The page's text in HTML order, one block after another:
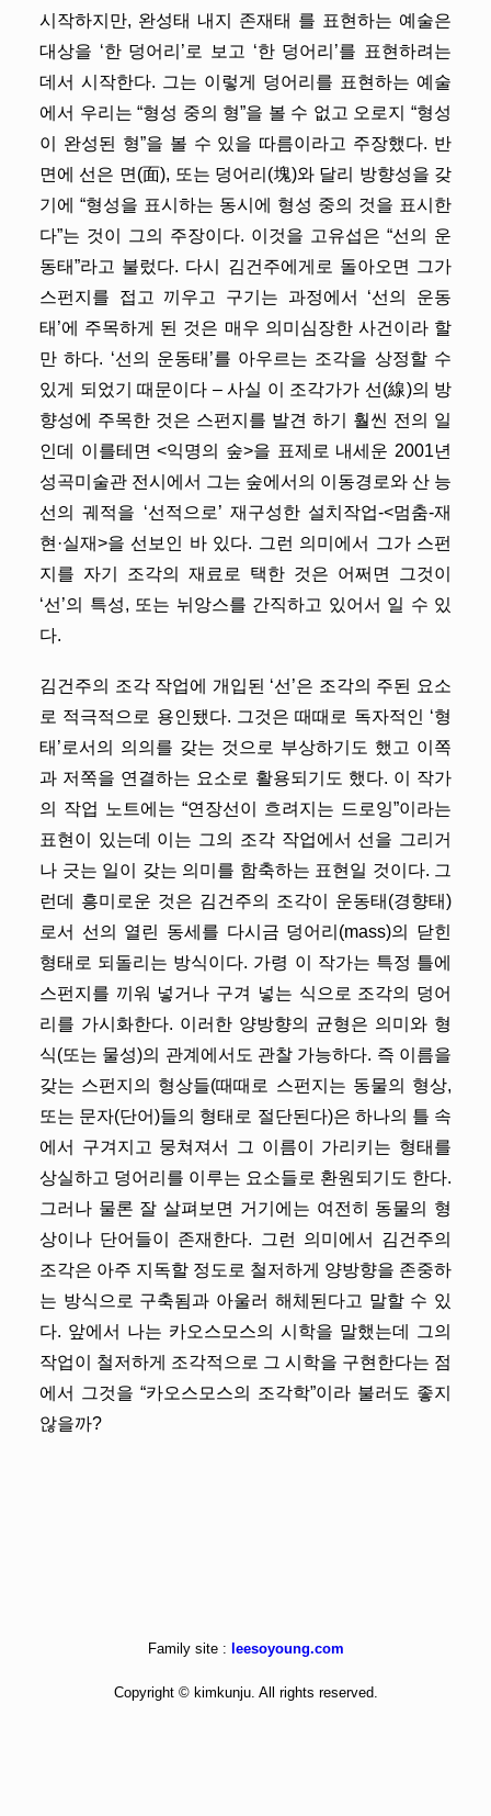
시작하지만, 완성태 내지 존재태 를 표현하는 예술은
대상을 ‘한 덩어리’로 보고 ‘한 덩어리’를 표현하려는
데서 시작한다. 그는 이렇게 덩어리를 표현하는 예술
에서 우리는 “형성 중의 형”을 볼 수 없고 오로지 “형성
이 완성된 형”을 볼 수 있을 따름이라고 주장했다. 반
면에 선은 면(面), 또는 덩어리(塊)와 달리 방향성을 갖
기에 “형성을 표시하는 동시에 형성 중의 것을 표시한
다”는 것이 그의 주장이다. 이것을 고유섭은 “선의 운
동태”라고 불렀다. 다시 김건주에게로 돌아오면 그가
스펀지를 접고 끼우고 구기는 과정에서 ‘선의 운동
태’에 주목하게 된 것은 매우 의미심장한 사건이라 할
만 하다. ‘선의 운동태’를 아우르는 조각을 상정할 수
있게 되었기 때문이다 – 사실 이 조각가가 선(線)의 방
향성에 주목한 것은 스펀지를 발견 하기 훨씬 전의 일
인데 이를테면 <익명의 숲>을 표제로 내세운 2001년
성곡미술관 전시에서 그는 숲에서의 이동경로와 산 능
선의 궤적을 ‘선적으로’ 재구성한 설치작업-<멈춤-재
현·실재>을 선보인 바 있다. 그런 의미에서 그가 스펀
지를 자기 조각의 재료로 택한 것은 어쩌면 그것이
‘선’의 특성, 또는 뉘앙스를 간직하고 있어서 일 수 있
다.
김건주의 조각 작업에 개입된 ‘선’은 조각의 주된 요소
로 적극적으로 용인됐다. 그것은 때때로 독자적인 ‘형
태’로서의 의의를 갖는 것으로 부상하기도 했고 이쪽
과 저쪽을 연결하는 요소로 활용되기도 했다. 이 작가
의 작업 노트에는 “연장선이 흐려지는 드로잉”이라는
표현이 있는데 이는 그의 조각 작업에서 선을 그리거
나 긋는 일이 갖는 의미를 함축하는 표현일 것이다. 그
런데 흥미로운 것은 김건주의 조각이 운동태(경향태)
로서 선의 열린 동세를 다시금 덩어리(mass)의 닫힌
형태로 되돌리는 방식이다. 가령 이 작가는 특정 틀에
스펀지를 끼워 넣거나 구겨 넣는 식으로 조각의 덩어
리를 가시화한다. 이러한 양방향의 균형은 의미와 형
식(또는 물성)의 관계에서도 관찰 가능하다. 즉 이름을
갖는 스펀지의 형상들(때때로 스펀지는 동물의 형상,
또는 문자(단어)들의 형태로 절단된다)은 하나의 틀 속
에서 구겨지고 뭉쳐져서 그 이름이 가리키는 형태를
상실하고 덩어리를 이루는 요소들로 환원되기도 한다.
그러나 물론 잘 살펴보면 거기에는 여전히 동물의 형
상이나 단어들이 존재한다. 그런 의미에서 김건주의
조각은 아주 지독할 정도로 철저하게 양방향을 존중하
는 방식으로 구축됨과 아울러 해체된다고 말할 수 있
다. 앞에서 나는 카오스모스의 시학을 말했는데 그의
작업이 철저하게 조각적으로 그 시학을 구현한다는 점
에서 그것을 “카오스모스의 조각학”이라 불러도 좋지
않을까?
Family site : leesoyoung.com
Copyright © kimkunju. All rights reserved.